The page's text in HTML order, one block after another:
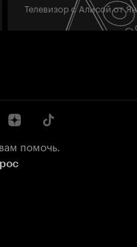
Телевизор с Алисой от
помочь.